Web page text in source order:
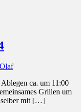
Olaf
ca. um 11:00
Grillen um
selber mit […]